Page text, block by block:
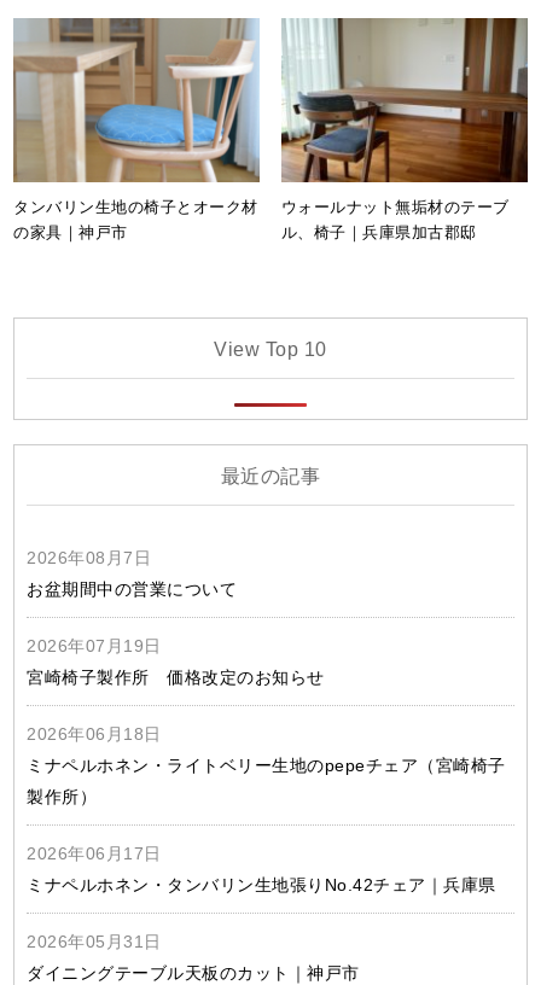
タンバリン生地の椅子とオーク材
の家具｜神戸市
ウォールナット無垢材のテーブ
ル、椅子｜兵庫県加古郡邸
View Top 10
最近の記事
2026年08月7日
お盆期間中の営業について
2026年07月19日
宮崎椅子製作所 価格改定のお知らせ
2026年06月18日
ミナペルホネン・ライトベリー生地のpepeチェア（宮崎椅子
製作所）
2026年06月17日
ミナペルホネン・タンバリン生地張りNo.42チェア｜兵庫県
2026年05月31日
ダイニングテーブル天板のカット｜神戸市